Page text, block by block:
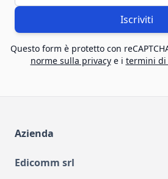
Iscriviti
Questo form è protetto con
norme sulla privacye i termini di
Azienda
Edicomm srl